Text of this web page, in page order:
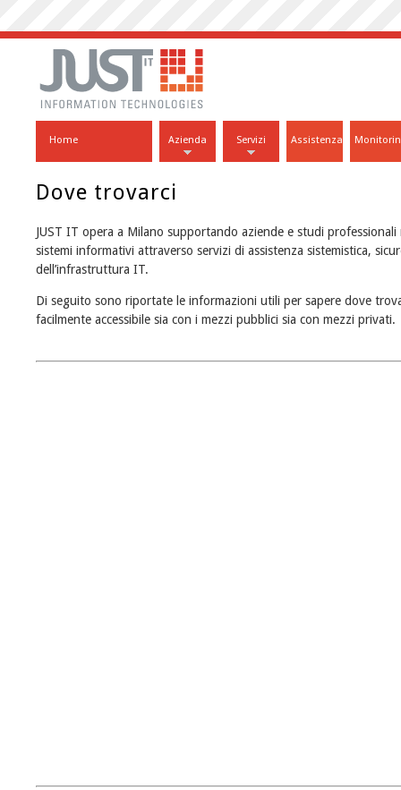
Home Azienda Servizi Assistenza
Dove trovarci
JUST IT opera a Milano supportando aziende e studi
sistemi informativi attraverso servizi di assistenza sistemistica,
dell’infrastruttura IT.
Di seguito sono riportate le informazioni utili per sapere dove
facilmente accessibile sia con i mezzi pubblici sia con mezzi privati.